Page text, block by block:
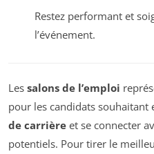
Restez performant et
l’événement.
Les salons de l’emploi
pour les candidats
de carrière et se connecter
potentiels. Pour tirer le